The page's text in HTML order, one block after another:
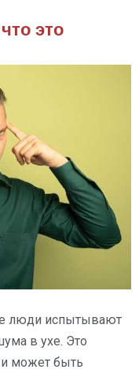
это
люди испытывают
в ухе. Это
и может быть